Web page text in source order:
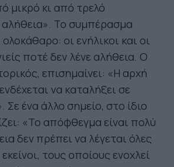
μικρό κι από τρελό
αλήθεια». Το συμπέρασμα
ολοκάθαρο: οι ενήλικοι και οι
ποτέ δεν λένε αλήθεια. Ο
επισημαίνει: «Η αρχή
να καταλήξει σε
Σε ένα άλλο σημείο, στο ίδιο
«Το απόφθεγμα είναι πολύ
δεν πρέπει να λέγεται όλες
τους οποίους ενοχλεί